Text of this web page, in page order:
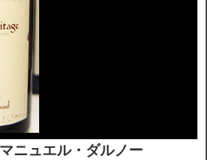
ニュエル・ダルノー